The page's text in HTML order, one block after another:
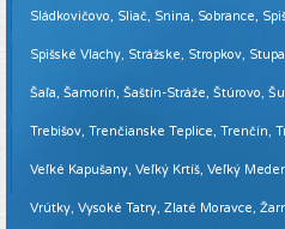
Sládkovičovo, Sliač, Snina, Sobrance,
Spišské Vlachy, Strážske, Stropkov,
Šaľa, Šamorín, Šaštín-Stráže, Štúrovo,
Trebišov, Trenčianske Teplice, Trenčín,
Veľké Kapušany, Veľký Krtíš, Veľký
Vrútky, Vysoké Tatry, Zlaté Moravce,